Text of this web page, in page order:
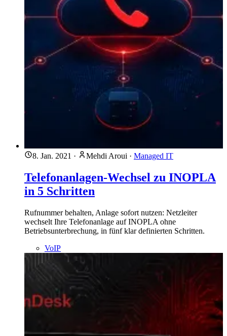
8. Jan. 2021 · Mehdi Aroui · Managed IT
Telefonanlagen-Wechsel zu INOPLA
in 5 Schritten
Rufnummer behalten, Anlage sofort nutzen: Netzleiter
wechselt Ihre Telefonanlage auf INOPLA ohne
Betriebsunterbrechung, in fünf klar definierten Schritten.
VoIP